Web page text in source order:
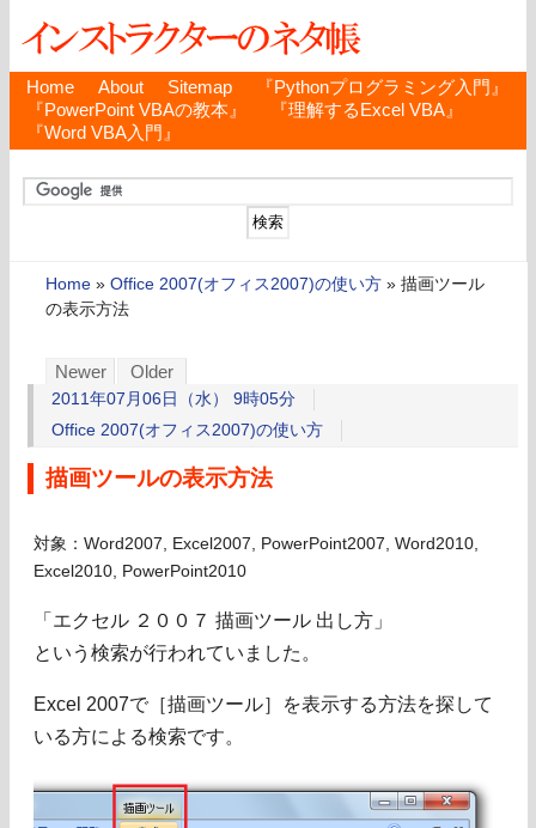
Home About Sitemap
『Pythonプログラミング入門』
『PowerPoint VBAの教本』
『理解するExcel VBA』
『Word VBA入門』
Home » Office 2007(オフィス2007)の使い方 » 描画ツール
の表示方法
Newer Older
2011年07月06日（水） 9時05分
Office 2007(オフィス2007)の使い方
描画ツールの表示方法
対象：Word2007, Excel2007, PowerPoint2007, Word2010,
Excel2010, PowerPoint2010
「エクセル ２００７ 描画ツール 出し方」
という検索が行われていました。
Excel 2007で［描画ツール］を表示する方法を探して
いる方による検索です。